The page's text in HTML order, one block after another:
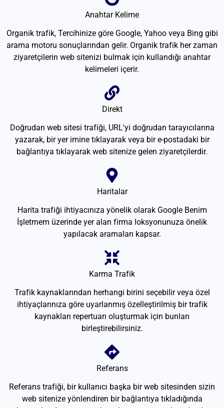
Anahtar Kelime
Organik trafik, Tercihinize göre Google, Yahoo veya Bing gibi
arama motoru sonuçlarından gelir. Organik trafik her zaman
ziyaretçilerin web sitenizi bulmak için kullandığı anahtar
kelimeleri içerir.
Direkt
Doğrudan web sitesi trafiği, URL'yi doğrudan tarayıcılarına
yazarak, bir yer imine tıklayarak veya bir e-postadaki bir
bağlantıya tıklayarak web sitenize gelen ziyaretçilerdir.
Haritalar
Harita trafiği ihtiyacınıza yönelik olarak Google Benim
İşletmem üzerinde yer alan firma loksyonunuza önelik
yapılacak aramaları kapsar.
Karma Trafik
Trafik kaynaklarından herhangi birini seçebilir veya özel
ihtiyaçlarınıza göre uyarlanmış özelleştirilmiş bir trafik
kaynakları repertuarı oluşturmak için bunları
birleştirebilirsiniz.
Referans
Referans trafiği, bir kullanıcı başka bir web sitesinden sizin
web sitenize yönlendiren bir bağlantıya tıkladığında